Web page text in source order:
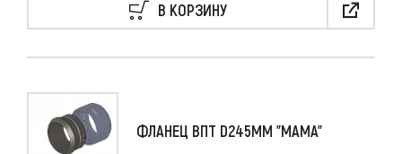
В КОРЗИНУ
ФЛАНЕЦ ВПТ D245ММ "МАМА"